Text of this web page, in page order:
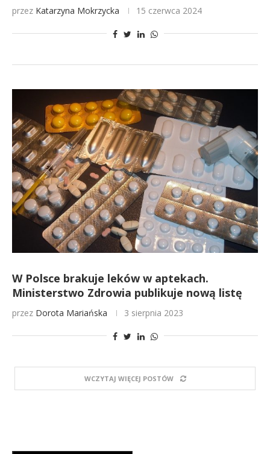
przez Katarzyna Mokrzycka 15 czerwca 2024
W Polsce brakuje leków w aptekach.
Ministerstwo Zdrowia publikuje nową listę
przez Dorota Mariańska 3 sierpnia 2023
WCZYTAJ WIĘCEJ POSTÓW